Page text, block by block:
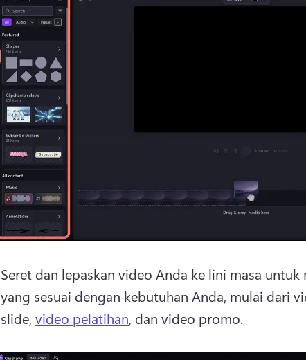
Seret dan lepaskan video Anda ke lini masa
yang sesuai dengan kebutuhan Anda, mulai dari
slide, video pelatihan, dan video promo.